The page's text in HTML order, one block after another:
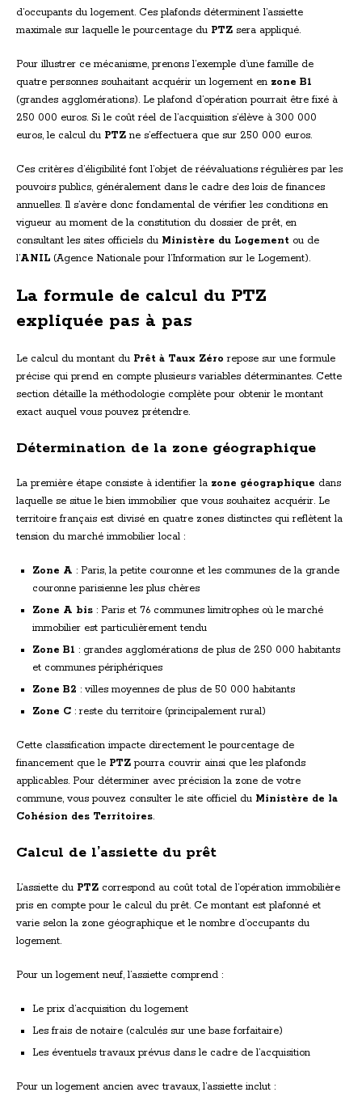
d’occupants du logement. Ces plafonds déterminent l’assiette
maximale sur laquelle le pourcentage du PTZ sera appliqué.
Pour illustrer ce mécanisme, prenons l’exemple d’une famille de
quatre personnes souhaitant acquérir un logement en zone B1
(grandes agglomérations). Le plafond d’opération pourrait être fixé à
250 000 euros. Si le coût réel de l’acquisition s’élève à 300 000
euros, le calcul du PTZ ne s’effectuera que sur 250 000 euros.
Ces critères d’éligibilité font l’objet de réévaluations régulières par les
pouvoirs publics, généralement dans le cadre des lois de finances
annuelles. Il s’avère donc fondamental de vérifier les conditions en
vigueur au moment de la constitution du dossier de prêt, en
consultant les sites officiels du Ministère du Logement ou de
l’ANIL (Agence Nationale pour l’Information sur le Logement).
La formule de calcul du PTZ
expliquée pas à pas
Le calcul du montant du Prêt à Taux Zéro repose sur une formule
précise qui prend en compte plusieurs variables déterminantes. Cette
section détaille la méthodologie complète pour obtenir le montant
exact auquel vous pouvez prétendre.
Détermination de la zone géographique
La première étape consiste à identifier la zone géographique dans
laquelle se situe le bien immobilier que vous souhaitez acquérir. Le
territoire français est divisé en quatre zones distinctes qui reflètent la
tension du marché immobilier local :
Zone A : Paris, la petite couronne et les communes de la grande
couronne parisienne les plus chères
Zone A bis : Paris et 76 communes limitrophes où le marché
immobilier est particulièrement tendu
Zone B1 : grandes agglomérations de plus de 250 000 habitants
et communes périphériques
Zone B2 : villes moyennes de plus de 50 000 habitants
Zone C : reste du territoire (principalement rural)
Cette classification impacte directement le pourcentage de
financement que le PTZ pourra couvrir ainsi que les plafonds
applicables. Pour déterminer avec précision la zone de votre
commune, vous pouvez consulter le site officiel du Ministère de la
Cohésion des Territoires.
Calcul de l’assiette du prêt
L’assiette du PTZ correspond au coût total de l’opération immobilière
pris en compte pour le calcul du prêt. Ce montant est plafonné et
varie selon la zone géographique et le nombre d’occupants du
logement.
Pour un logement neuf, l’assiette comprend :
Le prix d’acquisition du logement
Les frais de notaire (calculés sur une base forfaitaire)
Les éventuels travaux prévus dans le cadre de l’acquisition
Pour un logement ancien avec travaux, l’assiette inclut :